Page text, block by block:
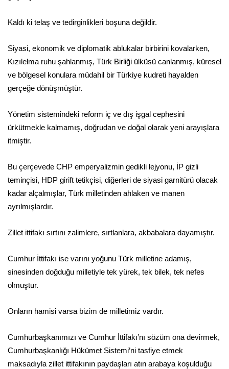
Kaldı ki telaş ve tedirginlikleri boşuna değildir.
Siyasi, ekonomik ve diplomatik ablukalar birbirini kovalarken,
Kızılelma ruhu şahlanmış, Türk Birliği ülküsü canlanmış, küresel
ve bölgesel konulara müdahil bir Türkiye kudreti hayalden
gerçeğe dönüşmüştür.
Yönetim sistemindeki reform iç ve dış işgal cephesini
ürkütmekle kalmamış, doğrudan ve doğal olarak yeni arayışlara
itmiştir.
Bu çerçevede CHP emperyalizmin gedikli lejyonu, İP gizli
teminçisi, HDP girift tetikçisi, diğerleri de siyasi garnitürü olacak
kadar alçalmışlar, Türk milletinden ahlaken ve manen
ayrılmışlardır.
Zillet ittifakı sırtını zalimlere, sırtlanlara, akbabalara dayamıştır.
Cumhur İttifakı ise varını yoğunu Türk milletine adamış,
sinesinden doğduğu milletiyle tek yürek, tek bilek, tek nefes
olmuştur.
Onların hamisi varsa bizim de milletimiz vardır.
Cumhurbaşkanımızı ve Cumhur İttifakı’nı sözüm ona devirmek,
Cumhurbaşkanlığı Hükümet Sistemi’ni tasfiye etmek
maksadıyla zillet ittifakının paydaşları atın arabaya koşulduğu